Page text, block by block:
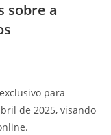
sobre a
para
de 2025, visando